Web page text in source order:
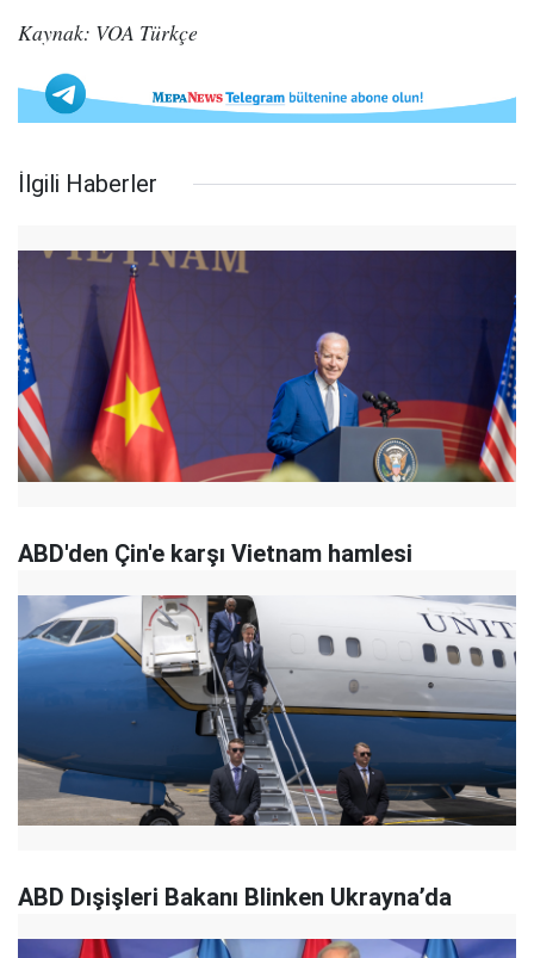
Kaynak: VOA Türkçe
İlgili Haberler
ABD'den Çin'e karşı Vietnam hamlesi
ABD Dışişleri Bakanı Blinken Ukrayna’da